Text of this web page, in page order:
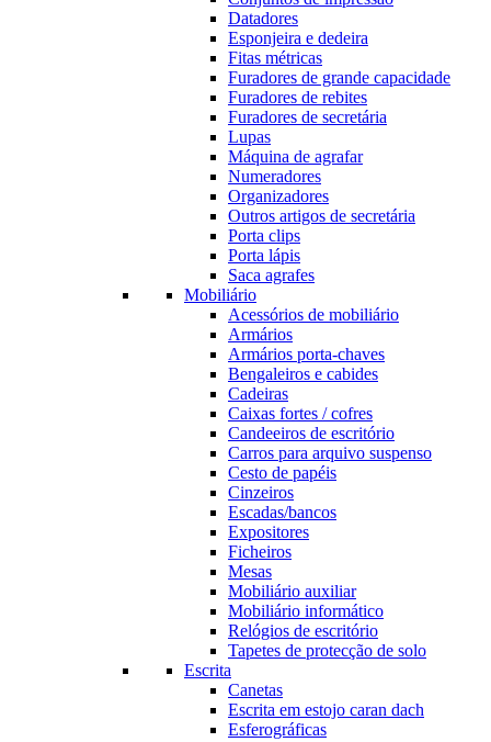
Datadores
Esponjeira e dedeira
Fitas métricas
Furadores de grande capacidade
Furadores de rebites
Furadores de secretária
Lupas
Máquina de agrafar
Numeradores
Organizadores
Outros artigos de secretária
Porta clips
Porta lápis
Saca agrafes
Mobiliário
Acessórios de mobiliário
Armários
Armários porta-chaves
Bengaleiros e cabides
Cadeiras
Caixas fortes / cofres
Candeeiros de escritório
Carros para arquivo suspenso
Cesto de papéis
Cinzeiros
Escadas/bancos
Expositores
Ficheiros
Mesas
Mobiliário auxiliar
Mobiliário informático
Relógios de escritório
Tapetes de protecção de solo
Escrita
Canetas
Escrita em estojo caran dach
Esferográficas